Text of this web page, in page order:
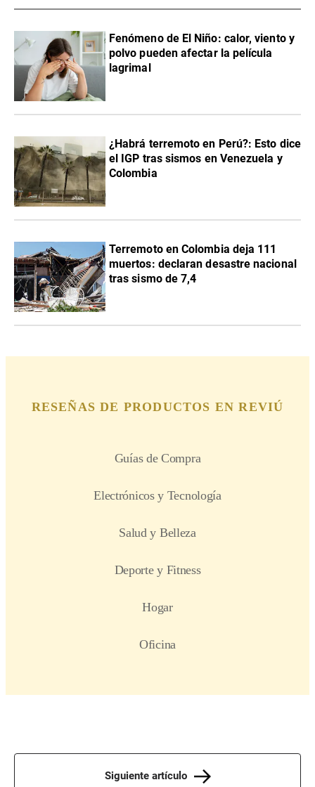
Fenómeno de El Niño: calor, viento y
polvo pueden afectar la película
lagrimal
¿Habrá terremoto en Perú?: Esto dice
el IGP tras sismos en Venezuela y
Colombia
Terremoto en Colombia deja 111
muertos: declaran desastre nacional
tras sismo de 7,4
Siguiente artículo